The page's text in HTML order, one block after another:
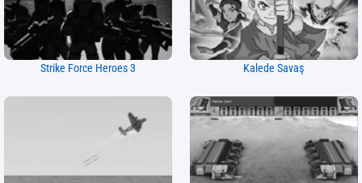
Strike Force Heroes 3 Kalede Savaş